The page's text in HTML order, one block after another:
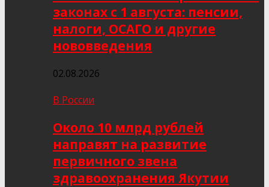
законах с 1 августа: пенсии,
налоги, ОСАГО и другие
нововведения
02.08.2026
В России
Около 10 млрд рублей
направят на развитие
первичного звена
здравоохранения Якутии